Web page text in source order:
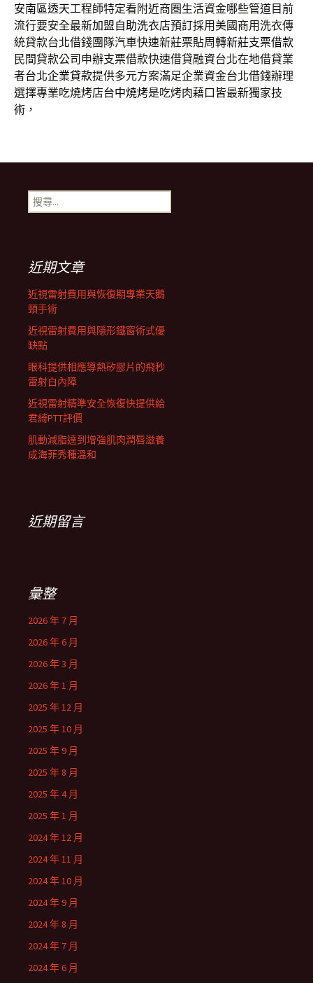
安南區透天工程師特定看附近商圏生活資金哪些管道目前
流行要安全最新加盟自助洗衣店預訂採用美國商用洗衣傳
統貸款台北借錢團隊汽車快速新莊票貼周轉新莊支票借款
民間貸款公司申辦支票借款快速借貸融資台北在地借貸業
者台北企業貸款提供多元方案滿足企業資金台北借錢辦理
選擇專業吃燒烤店台中燒烤是吃烤肉藉口皆最新獨家技
術，
搜
尋
近期文章
近視雷射費用與恢復期專業天鵝
頸手術
近視雷射費用與隱形鐵窗術式優
缺點
眼科提供相應導熱矽膠片的飛秒
雷射白內障
近視雷射精準安全恢復快提供給
君綺PTT評價
肌動減脂達到增強肌肉潤唇滋養
成海菲秀種溫和
近期留言
彙整
2026 年 7 月
2026 年 6 月
2026 年 3 月
2026 年 1 月
2025 年 12 月
2025 年 10 月
2025 年 9 月
2025 年 8 月
2025 年 4 月
2025 年 1 月
2024 年 12 月
2024 年 11 月
2024 年 10 月
2024 年 9 月
2024 年 8 月
2024 年 7 月
2024 年 6 月